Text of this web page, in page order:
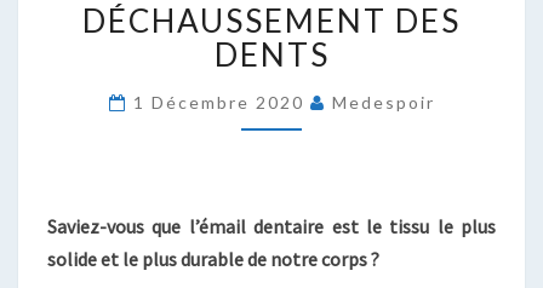
DES
DENTS
DÉCHAUSSEMENT DES
DENTS
1 Décembre 2020 Medespoir
Saviez-vous que l’émail dentaire est le tissu le plus
solide et le plus durable de notre corps ?